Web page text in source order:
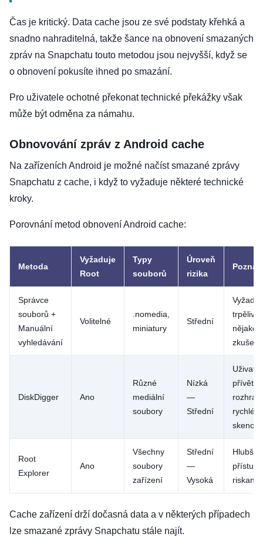
Čas je kritický. Data cache jsou ze své podstaty křehká a
snadno nahraditelná, takže šance na obnovení smazaných
zpráv na Snapchatu touto metodou jsou nejvyšší, když se
o obnovení pokusíte ihned po smazání.
Pro uživatele ochotné překonat technické překážky však
může být odměna za námahu.
Obnovování zpráv z Android cache
Na zařízeních Android je možné načíst smazané zprávy
Snapchatu z cache, i když to vyžaduje některé technické
kroky.
Porovnání metod obnovení Android cache:
Metoda
Vyžaduje
Root
Typy
souborů
Úroveň
rizika
Správce
souborů +
Manuální
vyhledávání
Volitelné
.nomedia,
miniatury
Střední
nějaké
DiskDigger Ano
Různé
mediální
soubory
Nízká
—
Střední
rychlé
Root
Explorer
Ano
Všechny
soubory
zařízení
Střední
—
Vysoká
Hlubší
přístup,
Cache zařízení drží dočasná data a v některých případech
lze smazané zprávy Snapchatu stále najít.